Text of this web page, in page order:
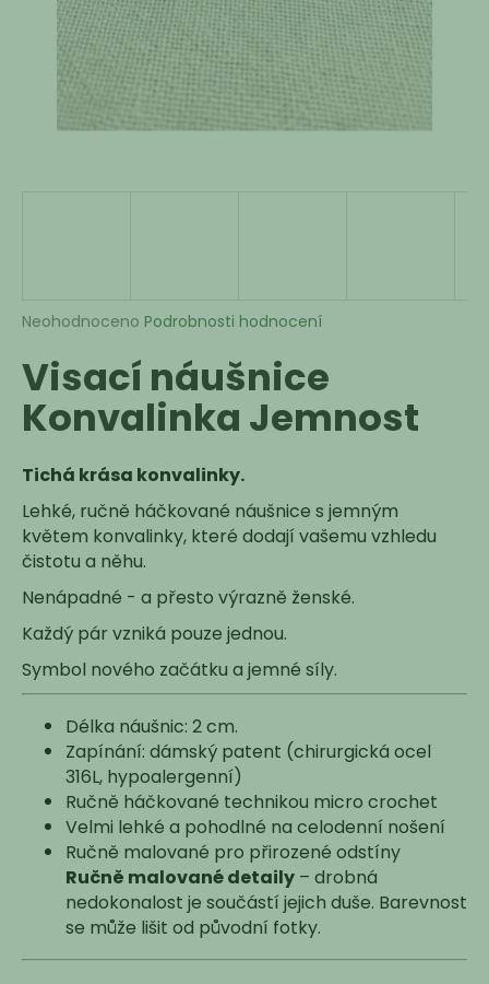
Průměrné
produktu
je
0,0
hvězdiček.
Neohodnoceno Podrobnosti hodnocení
Visací náušnice
Konvalinka Jemnost
Tichá krása konvalinky.
Lehké, ručně háčkované náušnice s jemným
květem konvalinky, které dodají vašemu vzhledu
čistotu a něhu.
Nenápadné - a přesto výrazně ženské.
Každý pár vzniká pouze jednou.
Symbol nového začátku a jemné síly.
Délka náušnic: 2 cm.
Zapínání: dámský patent (chirurgická ocel
316L, hypoalergenní)
Ručně háčkované technikou micro crochet
Velmi lehké a pohodlné na celodenní nošení
Ručně malované pro přirozené odstíny
Ručně malované detaily – drobná
nedokonalost je součástí jejich duše. Barevnost
se může lišit od původní fotky.
o
p
o
u
u
j
e
m
e